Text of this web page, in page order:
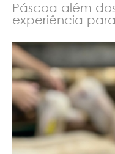
Páscoa além
experiência